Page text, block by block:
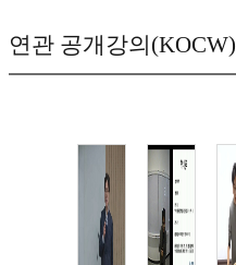
연관 공개강의(KOCW)